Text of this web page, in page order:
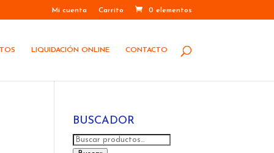
Mi cuenta Carrito 0 elementos
LIQUIDACIÓN ONLINE CONTACTO
BUSCADOR
Buscar